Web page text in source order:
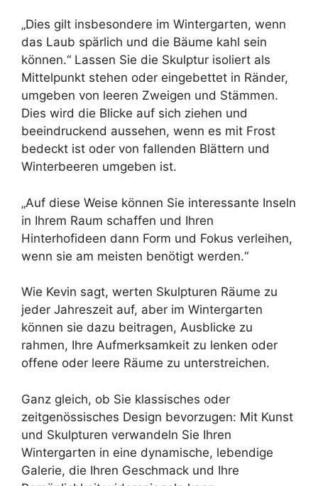
„Dies gilt insbesondere im Wintergarten, wenn
das Laub spärlich und die Bäume kahl sein
können.“ Lassen Sie die Skulptur isoliert als
Mittelpunkt stehen oder eingebettet in Ränder,
umgeben von leeren Zweigen und Stämmen.
Dies wird die Blicke auf sich ziehen und
beeindruckend aussehen, wenn es mit Frost
bedeckt ist oder von fallenden Blättern und
Winterbeeren umgeben ist.
„Auf diese Weise können Sie interessante Inseln
in Ihrem Raum schaffen und Ihren
Hinterhofideen dann Form und Fokus verleihen,
wenn sie am meisten benötigt werden.“
Wie Kevin sagt, werten Skulpturen Räume zu
jeder Jahreszeit auf, aber im Wintergarten
können sie dazu beitragen, Ausblicke zu
rahmen, Ihre Aufmerksamkeit zu lenken oder
offene oder leere Räume zu unterstreichen.
Ganz gleich, ob Sie klassisches oder
zeitgenössisches Design bevorzugen: Mit Kunst
und Skulpturen verwandeln Sie Ihren
Wintergarten in eine dynamische, lebendige
Galerie, die Ihren Geschmack und Ihre